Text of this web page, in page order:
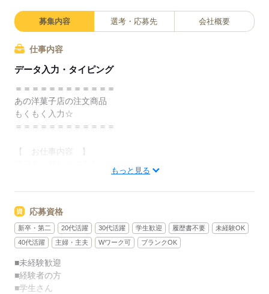
募集内容 選考・応募先 会社概要
仕事内容
データ入力・タイピング
＝＝＝＝＝＝＝＝＝＝＝＝
あの洋菓子店の注文商品
もくもく入力☆
＝＝＝＝＝＝＝＝＝＝＝＝
【 お仕事内容 】
チョコレート・洋菓子・和菓子など☆
飽きず、楽しんで、お仕事ができます♪
「帰り買ってかえろ～」が叶う
★ノルマ一切なし
★セールス一切なし
もっと見る
応募資格
新卒・第二 20代活躍 30代活躍 学生歓迎 履歴書不要
未経験OK
40代活躍
主婦・主夫 Wワーク可 ブランクOK
■未経験歓迎
■経験者の方
■学生さん